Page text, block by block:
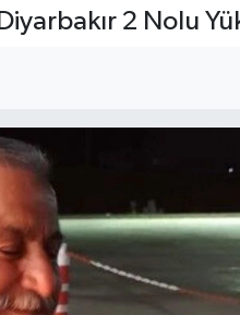
2 Nolu